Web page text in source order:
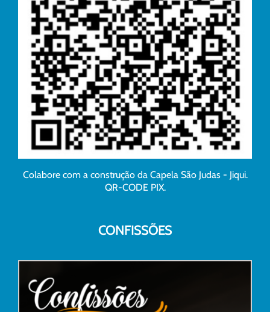
Colabore com a construção da Capela São Judas - Jiqui.
QR-CODE PIX.
CONFISSÕES